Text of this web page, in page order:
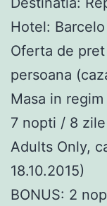
Hotel:
Oferta de
persoana
Masa in
7 nopti / 8
Adults Only,
18.10.2015)
BONUS: 2